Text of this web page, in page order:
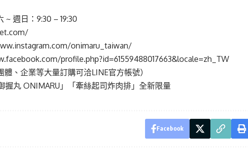
~ 週⽇：9:30 – 19:30
onimaru_taiwan/
profile.php?id=61559488017663&locale=zh_TW
、企業等⼤量訂購可洽LINE官⽅帳號）
握丸 ONIMARU」「牽絲起司炸⾁排」全新限量
Facebook